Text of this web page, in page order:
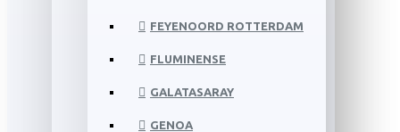
FEYENOORD ROTTERDAM
FLUMINENSE
GALATASARAY
GENOA